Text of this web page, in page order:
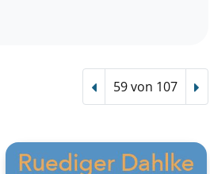
Vorheriger Treffer
59 von 107